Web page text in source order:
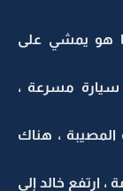
هو يمشي على
سيارة مسرعة ،
، هناك
ارتفع خالد إلى